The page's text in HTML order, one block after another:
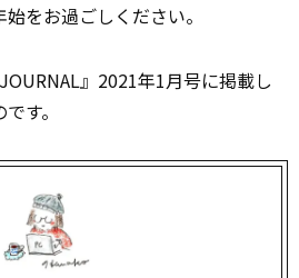
をお過ごしください。
』2021年1月号に掲載し
す。